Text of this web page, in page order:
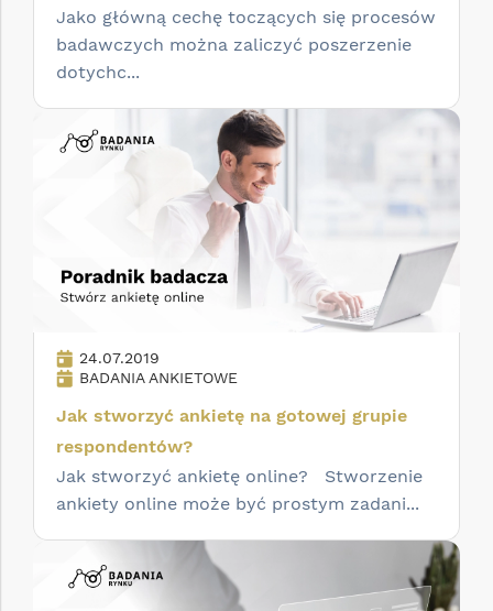
Jako główną cechę toczących się procesów
badawczych można zaliczyć poszerzenie
dotychc...
24.07.2019
BADANIA ANKIETOWE
Jak stworzyć ankietę na gotowej grupie
respondentów?
Jak stworzyć ankietę online? Stworzenie
ankiety online może być prostym zadani...